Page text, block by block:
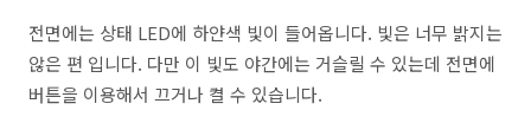
전면에는 상태 LED에 하얀색 빛이 들어옵니다. 빛은 너무 밝지는
않은 편 입니다. 다만 이 빛도 야간에는 거슬릴 수 있는데 전면에
버튼을 이용해서 끄거나 켤 수 있습니다.